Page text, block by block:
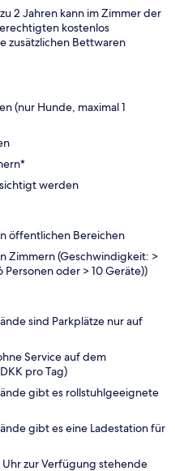
2 Jahren kann im Zimmer der
kostenlos
zusätzlichen Bettwaren
(nur Hunde, maximal 1
werden
öffentlichen Bereichen
Zimmern (Geschwindigkeit: >
oder > 10 Geräte))
sind Parkplätze nur auf
Service auf dem
pro Tag)
gibt es rollstuhlgeeignete
gibt es eine Ladestation für
zur Verfügung stehende